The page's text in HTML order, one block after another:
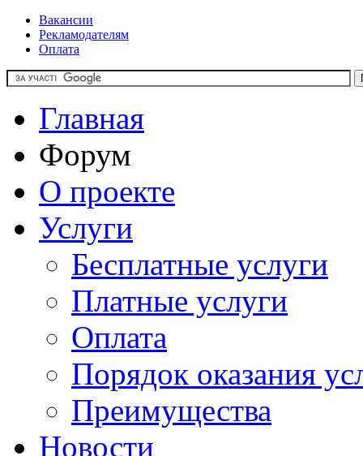
Вакансии
Рекламодателям
Оплата
Главная
Форум
О проекте
Услуги
Бесплатные услуги
Платные услуги
Оплата
Порядок оказания
Преимущества
Новости